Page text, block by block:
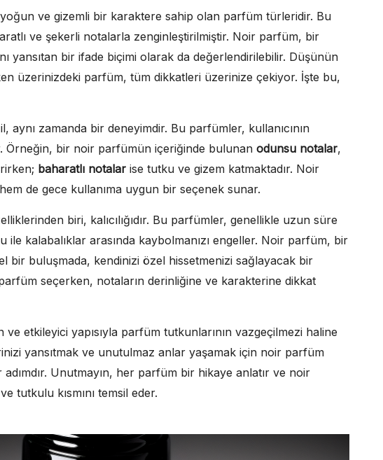
ve gizemli bir karaktere sahip olan parfüm türleridir. Bu
ve şekerli notalarla zenginleştirilmiştir. Noir parfüm, bir
yansıtan bir ifade biçimi olarak da değerlendirilebilir. Düşünün
üzerinizdeki parfüm, tüm dikkatleri üzerinize çekiyor. İşte bu,
zamanda bir deneyimdir. Bu parfümler, kullanıcının
Örneğin, bir noir parfümün içeriğinde bulunan odunsu notalar,
baharatlı notalar ise tutku ve gizem katmaktadır. Noir
de gece kullanıma uygun bir seçenek sunar.
biri, kalıcılığıdır. Bu parfümler, genellikle uzun süre
ile kalabalıklar arasında kaybolmanızı engeller. Noir parfüm, bir
bir buluşmada, kendinizi özel hissetmenizi sağlayacak bir
seçerken, notaların derinliğine ve karakterine dikkat
ve etkileyici yapısıyla parfüm tutkunlarının vazgeçilmezi haline
yansıtmak ve unutulmaz anlar yaşamak için noir parfüm
Unutmayın, her parfüm bir hikaye anlatır ve noir
tutkulu kısmını temsil eder.